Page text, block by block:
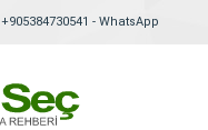
+905384730541 - WhatsApp